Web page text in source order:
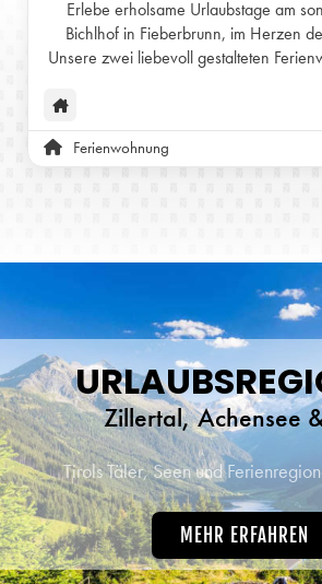
Erlebe erholsame Urlaubstage am
Bichlhof in Fieberbrunn, im Herzen
Unsere zwei liebevoll gestalteten
Sommer zum Wandern und
Skifahren, oder im Frühling und
inmitten der Natur. Genieße herzliche
Ferienwohnung
Zillertal, Achensee
Tirols Täler, Seen und
MEHR ERFAHREN